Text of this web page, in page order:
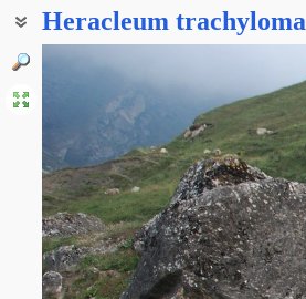
Heracleum trachyloma
Борщевик шероховато-